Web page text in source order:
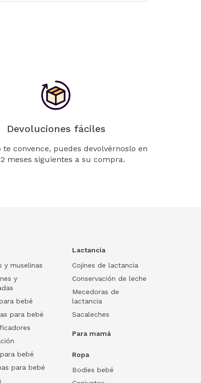
Devoluciones fáciles
te convence, puedes devolvérnoslo en
meses siguientes a su compra.
y muselinas
y
bebé
para bebé
bebé
para bebé
Lactancia
Cojines de lactancia
Conservación de leche
Mecedoras de
lactancia
Sacaleches
Para mamá
Ropa
Bodies bebé